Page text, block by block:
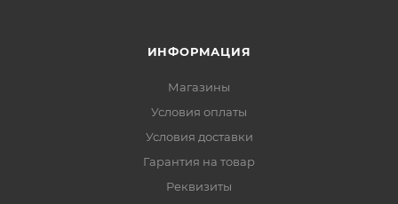
ИНФОРМАЦИЯ
Магазины
Условия оплаты
Условия доставки
Гарантия на товар
Реквизиты